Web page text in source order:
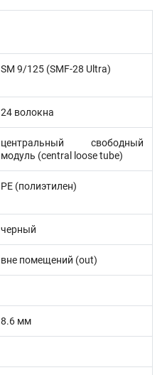
SM 9/125 (SMF-28 Ultra)
24 волокна
центральный свободный
модуль (central loose tube)
PE (полиэтилен)
черный
вне помещений (out)
8.6 мм